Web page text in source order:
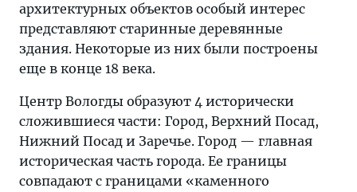
архитектурных объектов особый интерес
представляют старинные деревянные
здания. Некоторые из них были построены
еще в конце 18 века.
Центр Вологды образуют 4 исторически
сложившиеся части: Город, Верхний Посад,
Нижний Посад и Заречье. Город — главная
историческая часть города. Ее границы
совпадают с границами «каменного